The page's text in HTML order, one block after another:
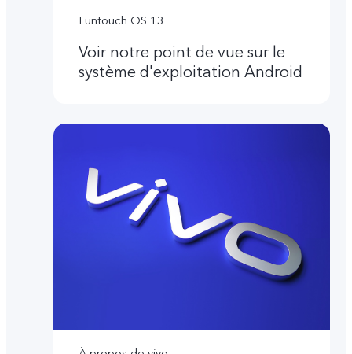
Funtouch OS 13
Voir notre point de vue sur le
système d'exploitation Android